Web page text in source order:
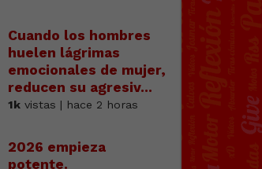
Cuando los hombres
huelen lágrimas
emocionales de mujer,
reducen su agresiv...
1kvistas | hace 2 horas
2026 empieza
potente.